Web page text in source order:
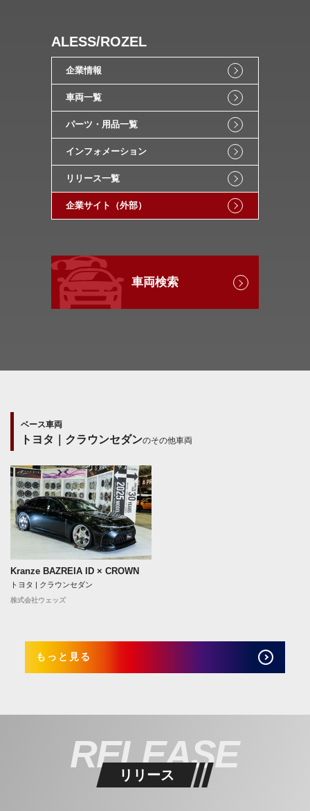
ALESS/ROZEL
企業情報
車両一覧
パーツ・用品一覧
インフォメーション
リリース一覧
企業サイト（外部）
車両検索
ベース車両
トヨタ｜クラウンセダンのその他車両
Kranze BAZREIA ID × CROWN
トヨタ | クラウンセダン
株式会社ウェッズ
もっと見る
RELEASE
リリース